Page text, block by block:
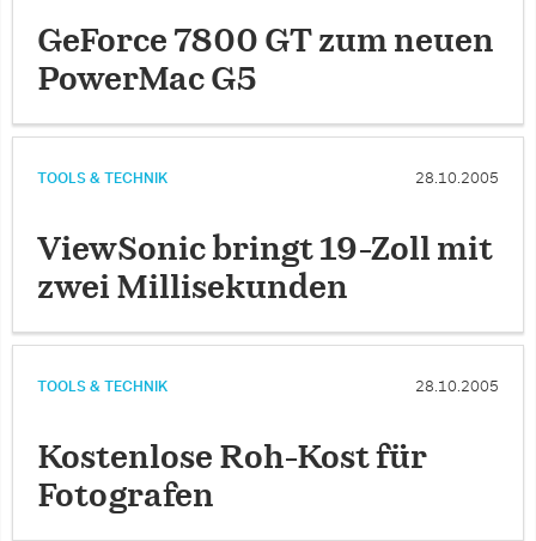
GeForce 7800 GT zum neuen
PowerMac G5
TOOLS & TECHNIK 28.10.2005
ViewSonic bringt 19-Zoll mit
zwei Millisekunden
TOOLS & TECHNIK 28.10.2005
Kostenlose Roh-Kost für
Fotografen